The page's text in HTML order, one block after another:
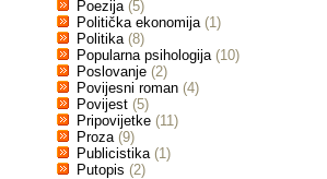
Poezija (5)
Politička ekonomija (1)
Politika (8)
Popularna psihologija (10)
Poslovanje (2)
Povijesni roman (4)
Povijest (5)
Pripovijetke (11)
Proza (9)
Publicistika (1)
Putopis (2)